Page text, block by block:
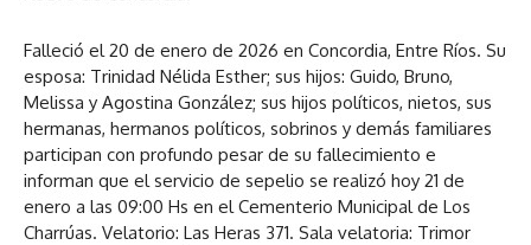
Falleció el 20 de enero de 2026 en Concordia, Entre Ríos. Su
esposa: Trinidad Nélida Esther; sus hijos: Guido, Bruno,
Melissa y Agostina González; sus hijos políticos, nietos, sus
hermanas, hermanos políticos, sobrinos y demás familiares
participan con profundo pesar de su fallecimiento e
informan que el servicio de sepelio se realizó hoy 21 de
enero a las 09:00 Hs en el Cementerio Municipal de Los
Charrúas. Velatorio: Las Heras 371. Sala velatoria: Trimor